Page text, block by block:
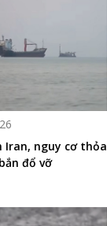
Iran, nguy cơ thỏa
đổ vỡ